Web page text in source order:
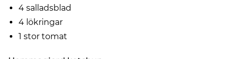
4 salladsblad
4 lökringar
1 stor tomat